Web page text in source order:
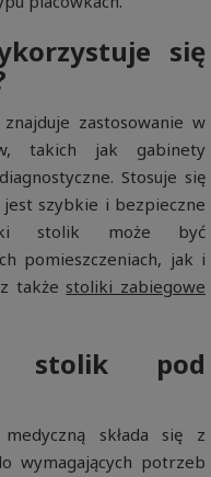
się
znajduje zastosowanie w
takich jak gabinety
Stosuje się
szybkie i bezpieczne
stolik może być
pomieszczeniach, jak i
także stoliki zabiegowe
stolik pod
składa się z
wymagających potrzeb